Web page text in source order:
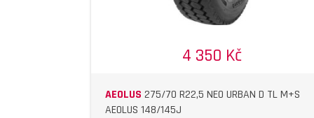
4 350 Kč
AEOLUS 275/70 R22,5 NEO URBAN D TL M+S
AEOLUS 148/145J